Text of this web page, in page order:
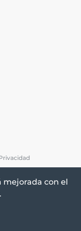
Recetas
mejorada con el